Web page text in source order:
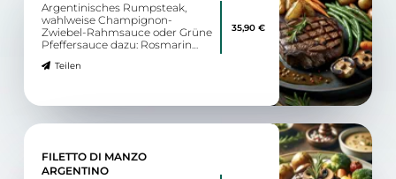
Argentinisches Rumpsteak,
wahlweise Champignon-
Zwiebel-Rahmsauce oder Grüne
Pfeffersauce dazu: Rosmarin
Saisongemüse
Teilen
35,90 €
FILETTO DI MANZO
ARGENTINO